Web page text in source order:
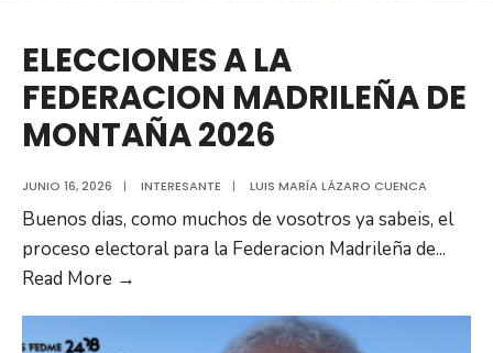
ELECCIONES A LA
FEDERACION MADRILEÑA DE
MONTAÑA 2026
JUNIO 16, 2026 | INTERESANTE | LUIS MARÍA LÁZARO CUENCA
Buenos dias, como muchos de vosotros ya sabeis, el
proceso electoral para la Federacion Madrileña de...
Read More →